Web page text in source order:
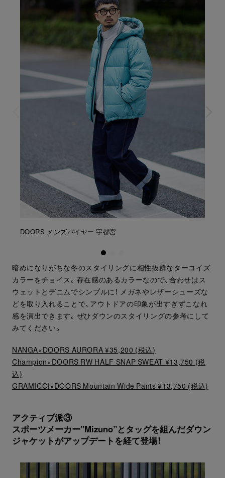
DOORS メンズバイヤー 宇都宮
暗めになりがちな冬のスタイリングに相性抜群なターコイズ
カラーをチョイス。存在感のあるカラーなので、合わせはス
ウェットとデニムでシンプルに！ メガネやレザーシューズな
どを取り入れることで、アウトドアの印象が出すぎずこなれ
感を演出できます。ぜひダウンのスタイリングの参考にして
みてください。
NANGA×DOORS AURORA ¥35,200 (税込)
Champion×DOORS RW HALF SNAP SWEAT ¥13,750 (税
込)
GRAMICCI×DOORS Mountain Wide Pants ¥13,750 (税込)
アクティブ派③
スポーツメーカー”Mizuno”とタッグを組んだダウン
ジャケットがアップデートを経て登場！